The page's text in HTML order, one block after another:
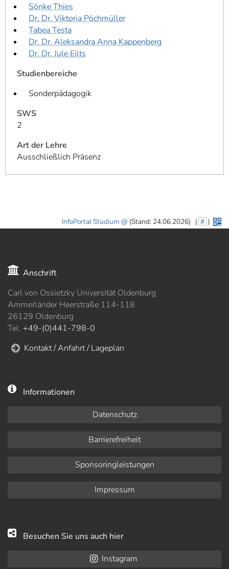
Sönke Thies
Dr. Dr. Viktoria Pöchmüller
Tabea Testa
Dr. Dr. Aleksandra Anna Kappenberg
Dr. Dr. Jule Eilts
Studienbereiche
Sonderpädagogik
SWS
2
Art der Lehre
Ausschließlich Präsenz
InfoPortal Studium (Stand: 24.06.2026) | # |
Anschrift
Carl von Ossietzky Universität Oldenburg
Ammerländer Heerstraße 114-118
26129 Oldenburg
Tel. +49-(0)441-798-0
Kontakt / Anfahrt / Lageplan
Informationen
Datenschutz
Barrierefreiheit
Sponsoringleistungen
Impressum
Besuchen Sie uns auch hier
Instagram